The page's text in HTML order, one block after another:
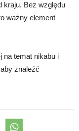
kraju. Bez względu
ważny element
na temat nikabu i
znaleźć